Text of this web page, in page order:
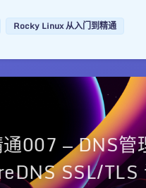
Rocky Linux 从入门到精通
007 — DNS管
SSL/TLS